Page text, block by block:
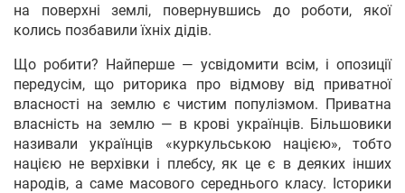
на поверхні землі, повернувшись до роботи, якої
колись позбавили їхніх дідів.
Що робити? Найперше — усвідомити всім, і опозиції
передусім, що риторика про відмову від приватної
власності на землю є чистим популізмом. Приватна
власність на землю — в крові українців. Більшовики
називали українців «куркульською нацією», тобто
нацією не верхівки і плебсу, як це є в деяких інших
народів, а саме масового середнього класу. Історики